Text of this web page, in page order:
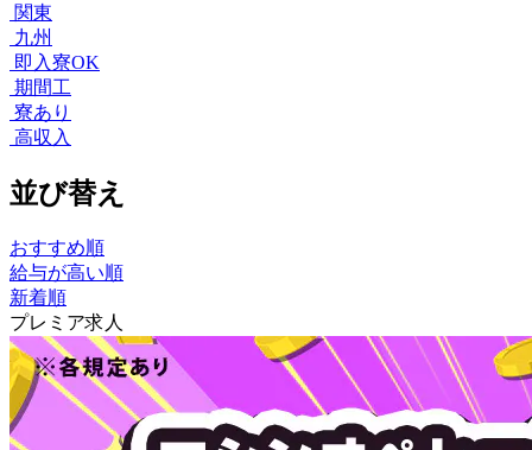
関東
九州
即入寮OK
期間工
寮あり
高収入
並び替え
おすすめ順
給与が高い順
新着順
プレミア求人